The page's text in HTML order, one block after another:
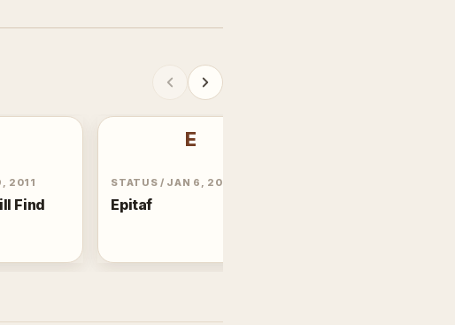
2011
Find
E
STATUS / JAN 6, 2013
Epitaf